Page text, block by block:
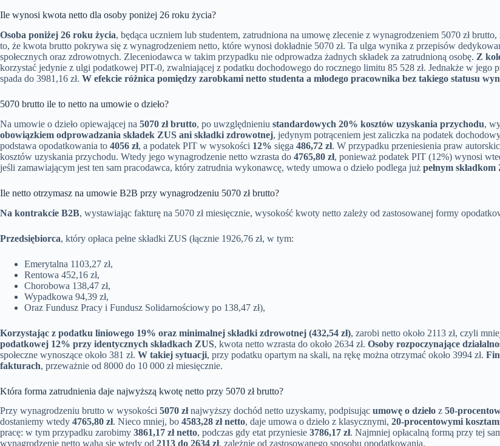
Ile wynosi kwota netto dla osoby poniżej 26 roku życia?
Osoba poniżej 26 roku życia, będąca uczniem lub studentem, zatrudniona na umowę zlecenie z wynagrodzeniem 5070 zł
to, że kwota brutto pokrywa się z wynagrodzeniem netto, które wynosi dokładnie 5070 zł. Ta ulga wynika z przepisów
społecznych oraz zdrowotnych. Zleceniodawca w takim przypadku nie odprowadza żadnych składek za zatrudnioną osobę. Z
korzystać jedynie z ulgi podatkowej PIT-0, zwalniającej z podatku dochodowego do rocznego limitu 85 528 zł. Jednakże w
spada do 3981,16 zł. W efekcie różnica pomiędzy zarobkami netto studenta a młodego pracownika bez takiego statusu
5070 brutto ile to netto na umowie o dzieło?
Na umowie o dzieło opiewającej na 5070 zł brutto, po uwzględnieniu standardowych 20% kosztów uzyskania przychodu,
obowiązkiem odprowadzania składek ZUS ani składki zdrowotnej, jedynym potrąceniem jest zaliczka na podatek
podstawa opodatkowania to 4056 zł, a podatek PIT w wysokości 12% sięga 486,72 zł. W przypadku przeniesienia praw
kosztów uzyskania przychodu. Wtedy jego wynagrodzenie netto wzrasta do 4765,80 zł, ponieważ podatek PIT (12%) wynosi
jeśli zamawiającym jest ten sam pracodawca, który zatrudnia wykonawcę, wtedy umowa o dzieło podlega już pełnym
Ile netto otrzymasz na umowie B2B przy wynagrodzeniu 5070 zł brutto?
Na kontrakcie B2B, wystawiając fakturę na 5070 zł miesięcznie, wysokość kwoty netto zależy od zastosowanej formy
Przedsiębiorca, który opłaca pełne składki ZUS (łącznie 1926,76 zł, w tym:
Emerytalna 1103,27 zł,
Rentowa 452,16 zł,
Chorobowa 138,47 zł,
Wypadkowa 94,39 zł,
Oraz Fundusz Pracy i Fundusz Solidarnościowy po 138,47 zł),
Korzystając z podatku liniowego 19% oraz minimalnej składki zdrowotnej (432,54 zł), zarobi netto około 2113 zł, czyli
podatkowej 12% przy identycznych składkach ZUS, kwota netto wzrasta do około 2634 zł. Osoby rozpoczynające
społeczne wynoszące około 381 zł. W takiej sytuacji, przy podatku opartym na skali, na rękę można otrzymać około 3994 zł.
fakturach, przeważnie od 8000 do 10 000 zł miesięcznie.
Która forma zatrudnienia daje najwyższą kwotę netto przy 5070 zł brutto?
Przy wynagrodzeniu brutto w wysokości 5070 złnajwyższy dochód netto uzyskamy, podpisując umowę o dzieło z 50-
dostaniemy wtedy 4765,80 zł. Nieco mniej, bo 4583,28 zł netto, daje umowa o dzieło z klasycznymi, 20-procentowymi
pracę: w tym przypadku zarobimy 3861,17 zł netto, podczas gdy etat przyniesie 3786,17 zł. Najmniej opłacalną formą przy tej
wynagrodzenie netto waha się wtedy od 2113 do 2634 zł, zależnie od zastosowanego sposobu opodatkowania.